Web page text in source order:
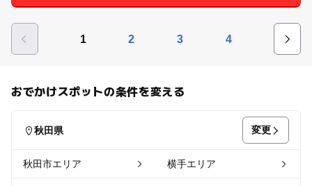
1 2 3 4
おでかけスポットの条件を変える
秋田県 変更
秋田市エリア 横手エリア